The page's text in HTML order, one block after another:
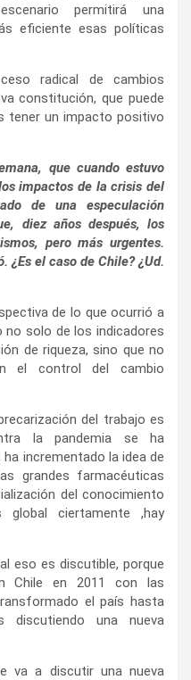
permitirá una
eficiente esas políticas
radical de cambios
constitución, que puede
tener un impacto positivo
que cuando estuvo
impactos de la crisis del
de una especulación
diez años después, los
pero más urgentes.
¿Es el caso de Chile? ¿Ud.
de lo que ocurrió a
no solo de los indicadores
de riqueza, sino que no
el control del cambio
del trabajo es
la pandemia se ha
incrementado la idea de
grandes farmacéuticas
del conocimiento
ciertamente ,hay
eso es discutible, porque
Chile en 2011 con las
el país hasta
una nueva
va a discutir una nueva